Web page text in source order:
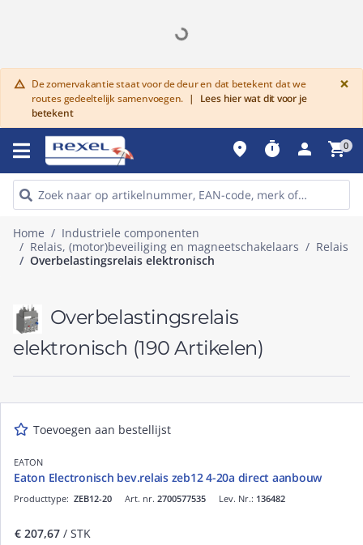
warning De zomervakantie staat voor de deur en dat betekent dat we
routes gedeeltelijk samenvoegen. |
Lees hier wat dit voor je
betekent
×
place timer person shopping_cart0
Home
Industriele componenten
Relais, (motor)beveiliging en magneetschakelaars
Relais
Overbelastingsrelais elektronisch
Overbelastingsrelais
elektronisch (190 Artikelen)
Toevoegen aan bestellijst
EATON
Eaton Electronisch bev.relais zeb12 4-20a direct aanbouw
Art. nr. 2700577535
Producttype: ZEB12-20 Lev. Nr.: 136482
€ 207,67 / STK